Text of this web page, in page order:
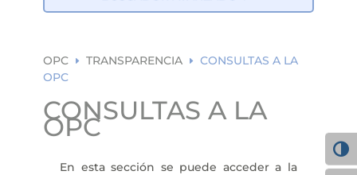
rc
OPC E TRANSPARENCIA E
CONSULTAS A LA
OPC
CONSULTAS A LA
OPC
En esta sección se puede acceder a la